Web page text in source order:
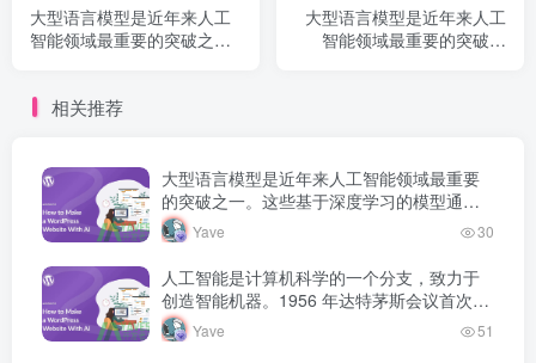
大型语言模型是近年来人工
智能领域最重要的突破之
练，获得了强大的语言理解
大型语言模型是近年来人工
智能领域最重要的突破之
相关推荐
大型语言模型是近年来人工智能领域最重要
的突破之一。这些基于深度学习的模型通过
海量文本数据的预训练，获得了强大的语言
理解和生成能力，正在深刻改变人机交互的
方式。
Yave 30
人工智能是计算机科学的一个分支，致力于
创造智能机器。1956 年达特茅斯会议首次提
出人工智能概念，此后经历多次发展高潮和
低谷，如今深度学习技术将 AI 推…
Yave 51